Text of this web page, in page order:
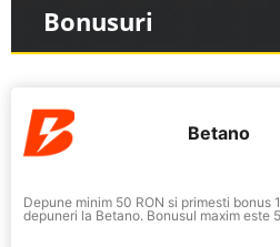
Bonusuri
Betano
Depune minim 50 RON si primesti bonus
depuneri la Betano. Bonusul maxim este